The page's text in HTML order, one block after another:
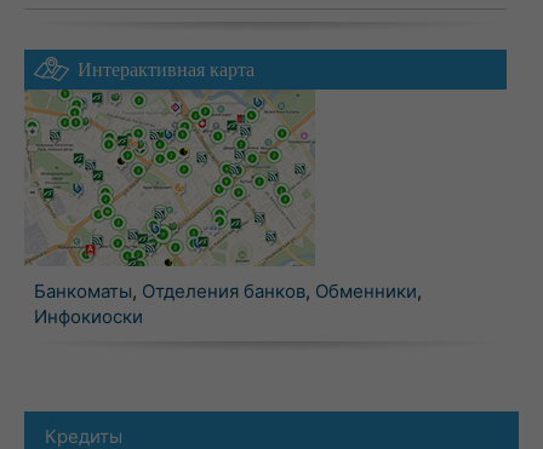
Интерактивная карта
Банкоматы, Отделения банков, Обменники,
Инфокиоски
Кредиты